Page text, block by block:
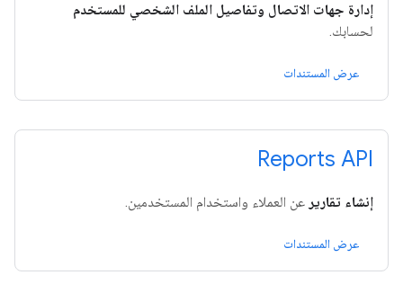
إدارة جهات الاتصال وتفاصيل الملف الشخصي للمستخدم
لحسابك.
عرض المستندات
Reports API
إنشاء تقارير عن العملاء واستخدام المستخدمين.
عرض المستندات